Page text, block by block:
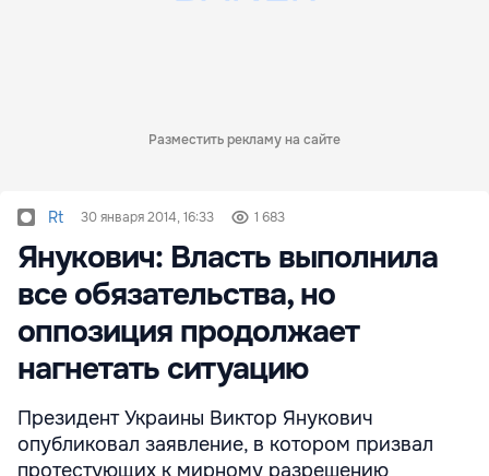
Разместить рекламу на сайте
Rt 30 января 2014, 16:33 1 683
Янукович: Власть выполнила
все обязательства, но
оппозиция продолжает
нагнетать ситуацию
Президент Украины Виктор Янукович
опубликовал заявление, в котором призвал
протестующих к мирному разрешению